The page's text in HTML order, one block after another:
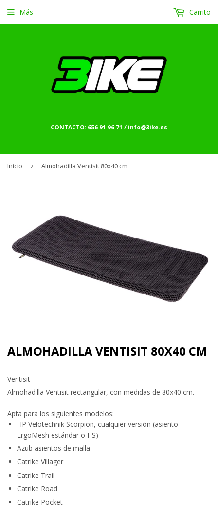
CONTACTO: 656 91 96 71 / info@3ike.es
Más Carrito
Inicio › Almohadilla Ventisit 80x40 cm
ALMOHADILLA VENTISIT 80X40 CM
Ventisit
Almohadilla Ventisit rectangular, con medidas de 80x40 cm.
Apta para los siguientes modelos:
HP Velotechnik Scorpion, cualquier versión (asiento
ErgoMesh estándar o HS)
Azub asientos de malla
Catrike Villager
Catrike Trail
Catrike Road
Catrike Pocket